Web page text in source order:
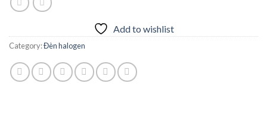
Add to wishlist
Category:Đèn halogen